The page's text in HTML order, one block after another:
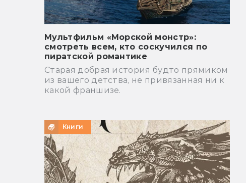
Мультфильм «Морской монстр»:
смотреть всем, кто соскучился по
пиратской романтике
Старая добрая история будто прямиком
из вашего детства, не привязанная ни к
какой франшизе.
Книги